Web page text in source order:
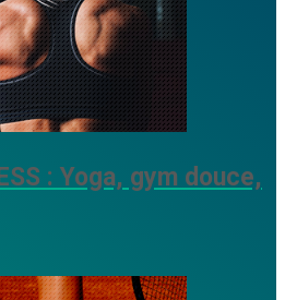
: Yoga, gym douce,